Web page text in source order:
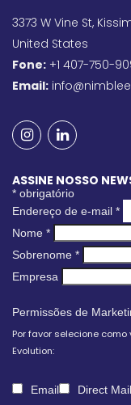
3373 W Vine St,
United States
Fone: +1 407-750-
Email:
ASSINE NOSSO
* obrigatório
Endereço de e-mail *
Nome *
Sobrenome *
Empresa
Permissões de
Por favor selecione
Evolution:
Email Direct Mail